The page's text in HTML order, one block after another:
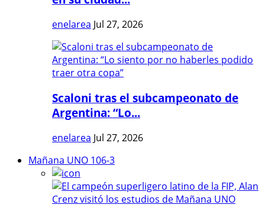
enelarea Jul 27, 2026
Scaloni tras el subcampeonato de
Argentina: “Lo...
enelarea Jul 27, 2026
Mañana UNO 106-3